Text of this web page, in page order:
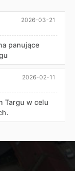
2026-03-21
panujące
2026-02-11
Targu w celu